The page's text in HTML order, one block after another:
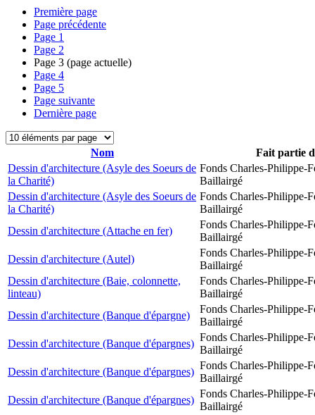
Première page
Page précédente
Page 1
Page 2
Page 3 (page actuelle)
Page 4
Page 5
Page suivante
Dernière page
Nom
Fait partie
Dessin d'architecture (Asyle des Soeurs de
la Charité)
Fonds Charles-Philippe-
Baillairgé
Dessin d'architecture (Asyle des Soeurs de
la Charité)
Fonds Charles-Philippe-
Baillairgé
Dessin d'architecture (Attache en fer)
Fonds Charles-Philippe-
Baillairgé
Dessin d'architecture (Autel)
Fonds Charles-Philippe-
Baillairgé
Dessin d'architecture (Baie, colonnette,
linteau)
Fonds Charles-Philippe-
Baillairgé
Dessin d'architecture (Banque d'épargne)
Fonds Charles-Philippe-
Baillairgé
Dessin d'architecture (Banque d'épargnes)
Fonds Charles-Philippe-
Baillairgé
Dessin d'architecture (Banque d'épargnes)
Fonds Charles-Philippe-
Baillairgé
Dessin d'architecture (Banque d'épargnes)
Fonds Charles-Philippe-
Baillairgé